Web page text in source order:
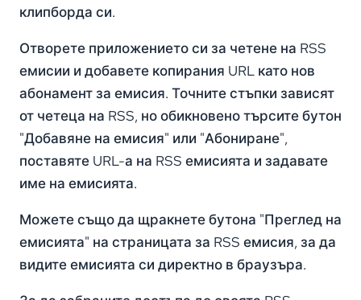
клипборда си.
Отворете приложението си за четене на RSS
емисии и добавете копирания URL като нов
абонамент за емисия. Точните стъпки зависят
от четеца на RSS, но обикновено търсите бутон
"Добавяне на емисия" или "Абониране",
поставяте URL-а на RSS емисията и задавате
име на емисията.
Можете също да щракнете бутона "Преглед на
емисията" на страницата за RSS емисия, за да
видите емисията си директно в браузъра.